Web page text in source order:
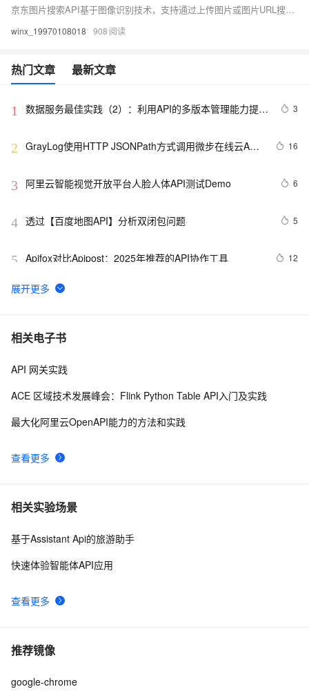
京东图片搜索API基于图像识别技术，支持通过上传图片或图片URL搜索相似商品，提供智能匹配、结果筛选、分页查询等功能。适用于比价、竞品分析、推荐系统等场景。支持Python等开发语言，提供详细请求示例与文档。
winx_19970108018 908
热门文章 最新文章
1
数据服务最佳实践（2）：利用API的多版本管理能力提升
3
2 GrayLog使用HTTP JSONPath方式调用微步在线云API
16
3 阿里云智能视觉开放平台人脸人体API测试Demo 6
4 透过【百度地图API】分析双闭包问题 5
5 Apifox对比Apipost：2025年推荐的API协作工具 12
6
使用ort.js的create方法加载onnx模型报错：Fetch API
7 091030 T 焦点在外，框架API设计
8
Asp.Net Web API 2第十六课——Parameter Binding in
址？（in docker）
相关电子书
查看更多
API 网关实践
ACE 区域技术发展峰会：Flink Python Table API入门及实践
最大化阿里云OpenAPI能力的方法和实践
相关实验场景
查看更多
基于Assistant Api的旅游助手
快速体验智能体API应用
推荐镜像
google-chrome